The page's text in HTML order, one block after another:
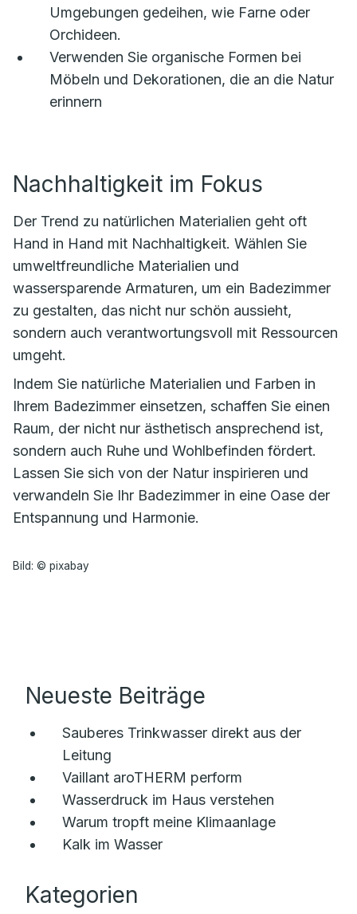
Umgebungen gedeihen, wie Farne oder
Orchideen.
Verwenden Sie organische Formen bei
Möbeln und Dekorationen, die an die Natur
erinnern
Nachhaltigkeit im Fokus
Der Trend zu natürlichen Materialien geht oft
Hand in Hand mit Nachhaltigkeit. Wählen Sie
umweltfreundliche Materialien und
wassersparende Armaturen, um ein Badezimmer
zu gestalten, das nicht nur schön aussieht,
sondern auch verantwortungsvoll mit Ressourcen
umgeht.
Indem Sie natürliche Materialien und Farben in
Ihrem Badezimmer einsetzen, schaffen Sie einen
Raum, der nicht nur ästhetisch ansprechend ist,
sondern auch Ruhe und Wohlbefinden fördert.
Lassen Sie sich von der Natur inspirieren und
verwandeln Sie Ihr Badezimmer in eine Oase der
Entspannung und Harmonie.
Bild: © pixabay
Neueste Beiträge
Sauberes Trinkwasser direkt aus der
Leitung
Vaillant aroTHERM perform
Wasserdruck im Haus verstehen
Warum tropft meine Klimaanlage
Kalk im Wasser
Kategorien